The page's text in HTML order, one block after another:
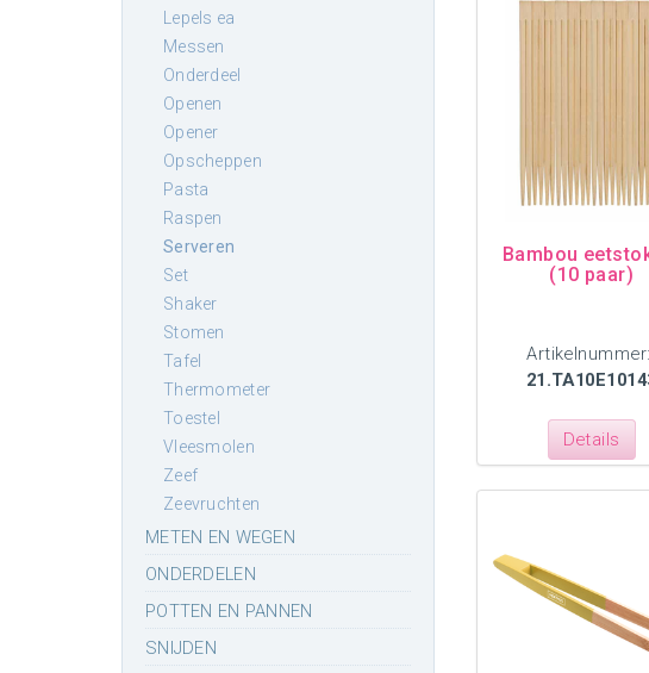
lepels ea
messen
onderdeel
openen
opener
opscheppen
pasta
raspen
serveren
set
shaker
stomen
tafel
thermometer
toestel
vleesmolen
zeef
zeevruchten
METEN EN WEGEN
ONDERDELEN
POTTEN EN PANNEN
SNIJDEN
Bambou
(10 paar)
Artikelnummer:
Details